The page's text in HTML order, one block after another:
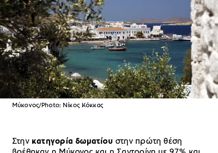
Μύκονος/Photo: Νίκος Κόκκας
Στην κατηγορία δωματίουστην πρώτη θέση